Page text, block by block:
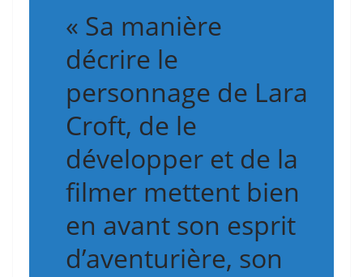
« Sa manière
décrire le
personnage de Lara
Croft, de le
développer et de la
filmer mettent bien
en avant son esprit
d’aventurière, son